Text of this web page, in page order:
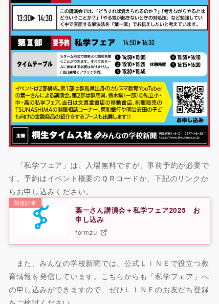
「私学フェア」は、入場無料ですが、事前予約が必要で
す。予約はイベント概要のＱＲコードか、下記のリンクか
らお申し込みください。
関連記事
葉一さん講演会＋私学フェア2025 お
申し込み
formzu
また、みんなの学校新聞では、公式ＬＩＮＥで役立つ教
育情報を発信しています。こちらからも「私学フェア」へ
の申し込みができますので、ぜひＬＩＮＥのお友だち登録